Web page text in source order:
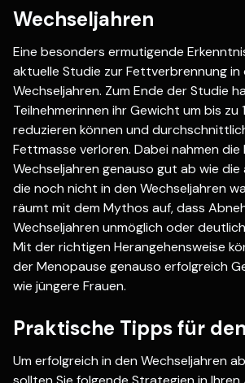
Wechseljahren
Eine besonders ermutigende
aktuelle Studie zur Fettverbrennung in
Wechseljahren. Zum Ende der Studie
Teilnehmerinnen ihr Gewicht um bis zu
reduzieren können und
Fettmasse verloren. Dabei nahmen die
Wechseljahren genauso gut ab wie die
die noch nicht in den Wechseljahren
räumt mit dem Mythos auf, dass
Wechseljahren unmöglich oder
Mit der richtigen Herangehensweise
der Menopause genauso erfolgreich
wie jüngere Frauen.
Praktische Tipps für
Um erfolgreich in den Wechseljahren